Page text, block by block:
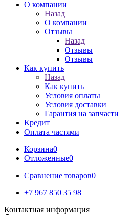
О компании
Назад
О компании
Отзывы
Назад
Отзывы
Отзывы
Как купить
Назад
Как купить
Условия оплаты
Условия доставки
Гарантия на запчасти
Кредит
Оплата частями
Корзина0
Отложенные0
Сравнение товаров0
+7 967 850 35 98
Контактная информация